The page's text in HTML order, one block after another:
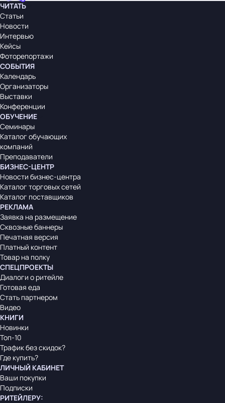
ЧИТАТЬ
Статьи
Новости
Интервью
Кейсы
Фоторепортажи
СОБЫТИЯ
Календарь
Организаторы
Выставки
Конференции
ОБУЧЕНИЕ
Семинары
Каталог обучающих
компаний
Преподаватели
БИЗНЕС-ЦЕНТР
Новости бизнес-центра
Каталог торговых сетей
Каталог поставщиков
РЕКЛАМА
Заявка на размещение
Сквозные баннеры
Печатная версия
Платный контент
Товар на полку
СПЕЦПРОЕКТЫ
Диалоги о ритейле
Готовая еда
Стать партнером
Видео
КНИГИ
Новинки
Топ-10
Трафик без скидок?
Где купить?
ЛИЧНЫЙ КАБИНЕТ
Ваши покупки
Подписки
РИТЕЙЛЕРУ: